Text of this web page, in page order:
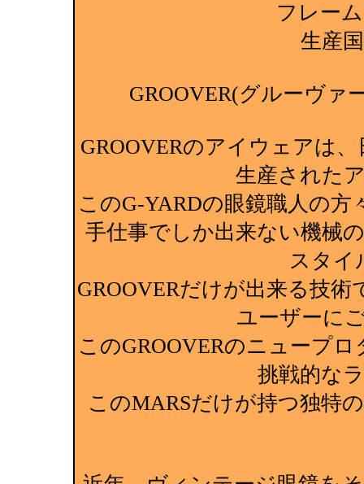
フレー
生産
GROOVER(グルーヴァ
GROOVERのアイウェアは
生産された
このG-YARDの眼鏡職人の
手仕事でしか出来ない機械
スタイ
GROOVERだけが出来る技
ユーザーに
このGROOVERのニュープ
挑戦的な
このMARSだけが持つ独特